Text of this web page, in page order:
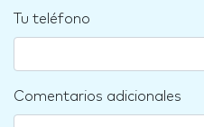
Tu teléfono
Comentarios adicionales